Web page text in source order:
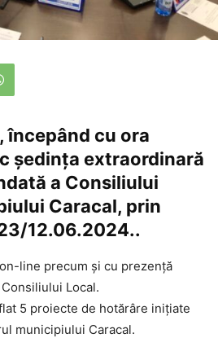
începând cu ora
şedința extraordinară
a Consiliului
Caracal, prin
12.06.2024..
line precum și cu prezență
Local.
5 proiecte de hotărâre inițiate
municipiului Caracal.